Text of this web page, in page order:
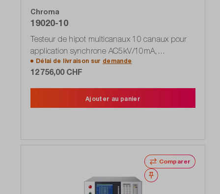
Chroma
19020-10
Testeur de hipot multicanaux 10 canaux pour
application synchrone AC5kV/10mA,
DC6kV/5mA
Délai de livraison sur demande
12 756,00 CHF
Ajouter au panier
Comparer
Noter